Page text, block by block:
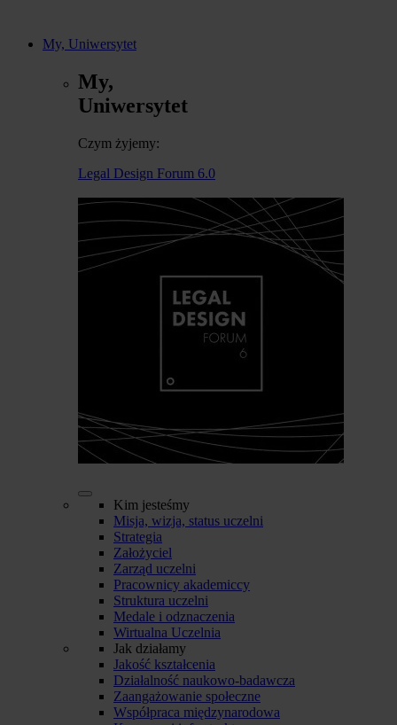
My, Uniwersytet
My,
Uniwersytet
Czym żyjemy:
Legal Design Forum 6.0
Kim jesteśmy
Misja, wizja, status uczelni
Strategia
Założyciel
Zarząd uczelni
Pracownicy akademiccy
Struktura uczelni
Medale i odznaczenia
Wirtualna Uczelnia
Jak działamy
Jakość kształcenia
Działalność naukowo-badawcza
Zaangażowanie społeczne
Współpraca międzynarodowa